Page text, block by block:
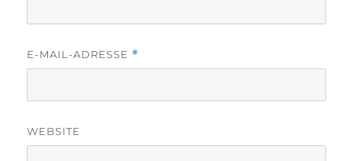
E-MAIL-ADRESSE *
WEBSITE